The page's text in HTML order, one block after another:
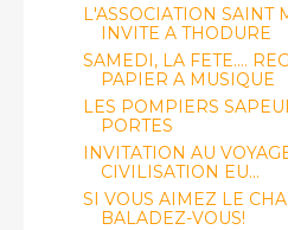
L'ASSOCIATION SAINT
INVITE A THODURE
SAMEDI, LA FETE....
PAPIER A MUSIQUE
LES POMPIERS
PORTES
INVITATION AU
CIVILISATION EU...
SI VOUS AIMEZ LE
BALADEZ-VOUS!